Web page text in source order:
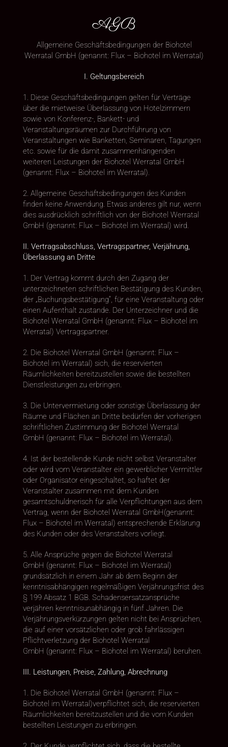
AGB
Allgemeine Geschäftsbedingungen der Biohotel
Werratal GmbH (genannt: Flux – Biohotel im Werratal)
I. Geltungsbereich
1. Diese Geschäftsbedingungen gelten für Verträge
über die mietweise Überlassung von Hotelzimmern
sowie von Konferenz-, Bankett- und
Veranstaltungsräumen zur Durchführung von
Veranstaltungen wie Banketten, Seminaren, Tagungen
etc. sowie für die damit zusammenhängenden
weiteren Leistungen der Biohotel Werratal GmbH
(genannt: Flux – Biohotel im Werratal).
2. Allgemeine Geschäftsbedingungen des Kunden
finden keine Anwendung. Etwas anderes gilt nur, wenn
dies ausdrücklich schriftlich von der Biohotel Werratal
GmbH (genannt: Flux – Biohotel im Werratal) wird.
II. Vertragsabschluss, Vertragspartner, Verjährung,
Überlassung an Dritte
1. Der Vertrag kommt durch den Zugang der
unterzeichneten schriftlichen Bestätigung des Kunden,
der „Buchungsbestätigung“, für eine Veranstaltung oder
einen Aufenthalt zustande. Der Unterzeichner und die
Biohotel Werratal GmbH (genannt: Flux – Biohotel im
Werratal) Vertragspartner.
2. Die Biohotel Werratal GmbH (genannt: Flux –
Biohotel im Werratal) sich, die reservierten
Räumlichkeiten bereitzustellen sowie die bestellten
Dienstleistungen zu erbringen.
3. Die Untervermietung oder sonstige Überlassung der
Räume und Flächen an Dritte bedürfen der vorherigen
schriftlichen Zustimmung der Biohotel Werratal
GmbH (genannt: Flux – Biohotel im Werratal).
4. Ist der bestellende Kunde nicht selbst Veranstalter
oder wird vom Veranstalter ein gewerblicher Vermittler
oder Organisator eingeschaltet, so haftet der
Veranstalter zusammen mit dem Kunden
gesamtschuldnerisch für alle Verpflichtungen aus dem
Vertrag, wenn der Biohotel Werratal GmbH(genannt:
Flux – Biohotel im Werratal) entsprechende Erklärung
des Kunden oder des Veranstalters vorliegt.
5. Alle Ansprüche gegen die Biohotel Werratal
GmbH (genannt: Flux – Biohotel im Werratal)
grundsätzlich in einem Jahr ab dem Beginn der
kenntnisabhängigen regelmäßigen Verjährungsfrist des
§ 199 Absatz 1 BGB. Schadensersatzansprüche
verjähren kenntnisunabhängig in fünf Jahren. Die
Verjährungsverkürzungen gelten nicht bei Ansprüchen,
die auf einer vorsätzlichen oder grob fahrlässigen
Pflichtverletzung der Biohotel Werratal
GmbH (genannt: Flux – Biohotel im Werratal) beruhen.
III. Leistungen, Preise, Zahlung, Abrechnung
1. Die Biohotel Werratal GmbH (genannt: Flux –
Biohotel im Werratal)verpflichtet sich, die reservierten
Räumlichkeiten bereitzustellen und die vom Kunden
bestellten Leistungen zu erbringen.